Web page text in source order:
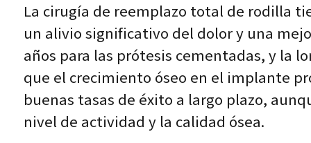
La cirugía de reemplazo total de rodilla
un alivio significativo del dolor y una
años para las prótesis cementadas, y la
que el crecimiento óseo en el implante
buenas tasas de éxito a largo plazo,
nivel de actividad y la calidad ósea.